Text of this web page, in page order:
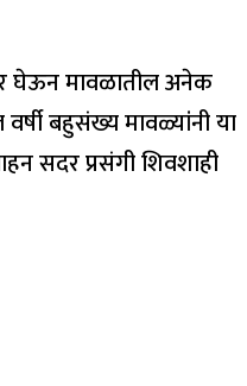
घेऊन मावळातील अनेक
बहुसंख्य मावळ्यांनी या
सदर प्रसंगी शिवशाही